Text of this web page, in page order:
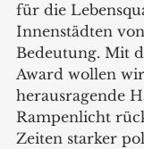
für die
Innenstädten
Bedeutung. Mit
Award wollen
herausragende
Rampenlicht
Zeiten starker